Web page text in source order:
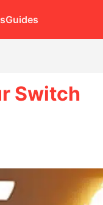
Guides
Switch